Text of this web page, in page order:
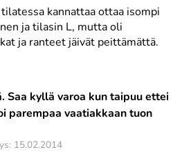
kannattaa ottaa isompi
ja tilasin L, mutta oli
ja ranteet jäivät peittämättä.
Saa kyllä varoa kun taipuu ettei
parempaa vaatiakkaan tuon
15.02.2014